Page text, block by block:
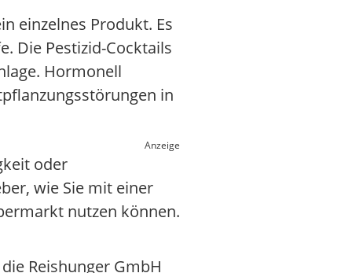
einzelnes Produkt. Es
Die Pestizid-Cocktails
Hormonell
in
Anzeige
oder
wie Sie mit einer
nutzen können.
Reishunger GmbH